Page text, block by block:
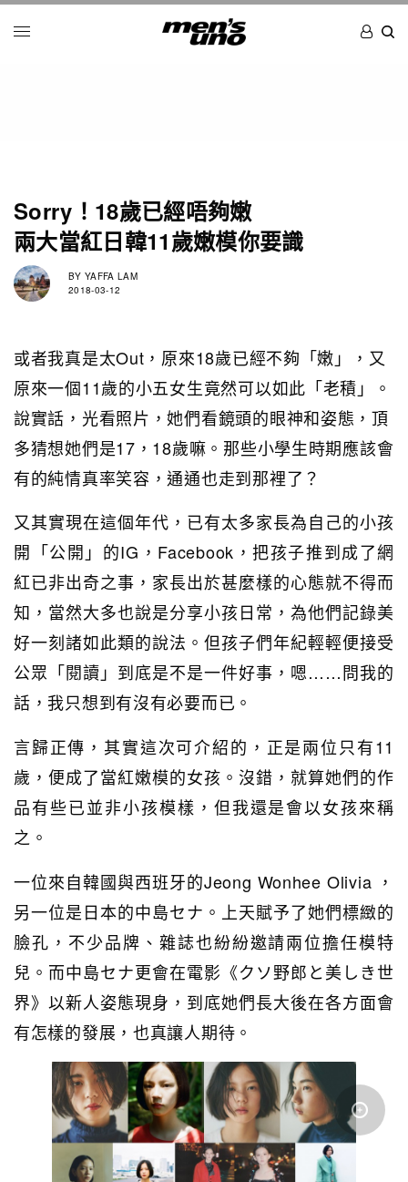
Sorry！18歲已經唔夠嫩
兩大當紅日韓11歲嫩模你要識
BY YAFFA LAM
2018-03-12
或者我真是太Out，原來18歲已經不夠「嫩」，又
原來一個11歲的小五女生竟然可以如此「老積」。
說實話，光看照片，她們看鏡頭的眼神和姿態，頂
多猜想她們是17，18歲嘛。那些小學生時期應該會
有的純情真率笑容，通通也走到那裡了？
又其實現在這個年代，已有太多家長為自己的小孩
開「公開」的IG，Facebook，把孩子推到成了網
紅已非出奇之事，家長出於甚麼樣的心態就不得而
知，當然大多也說是分享小孩日常，為他們記錄美
好一刻諸如此類的說法。但孩子們年紀輕輕便接受
公眾「閱讀」到底是不是一件好事，嗯……問我的
話，我只想到有沒有必要而已。
言歸正傳，其實這次可介紹的，正是兩位只有11
歲，便成了當紅嫩模的女孩。沒錯，就算她們的作
品有些已並非小孩模樣，但我還是會以女孩來稱
之。
一位來自韓國與西班牙的Jeong Wonhee Olivia ，
另一位是日本的中島セナ。上天賦予了她們標緻的
臉孔，不少品牌、雜誌也紛紛邀請兩位擔任模特
兒。而中島セナ更會在電影《クソ野郎と美しき世
界》以新人姿態現身，到底她們長大後在各方面會
有怎樣的發展，也真讓人期待。